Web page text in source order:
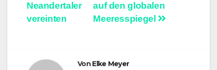
auf den globalen
Meeresspiegel
Neandertaler
vereinten
Von Elke Meyer